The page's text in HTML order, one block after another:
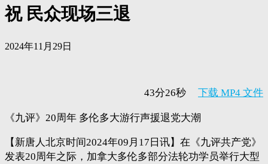
祝 民众现场三退
2024年11月29日
43分26秒 下载 MP4 文件
《九评》20周年 多伦多大游行声援退党大潮
【新唐人北京时间2024年09月17日讯】在《九评共产党》
发表20周年之际，加拿大多伦多部分法轮功学员举行大型